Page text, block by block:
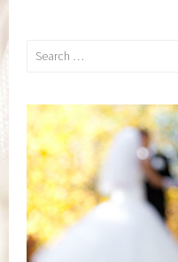
Search